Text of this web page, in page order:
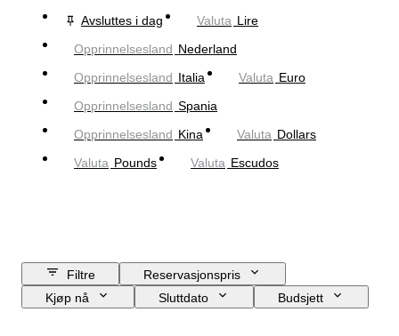
Avsluttes i dag
Valuta Lire
Opprinnelsesland Nederland
Opprinnelsesland Italia Valuta Euro
Opprinnelsesland Spania
Opprinnelsesland Kina Valuta Dollars
Valuta Pounds Valuta Escudos
Filtre
Reservasjonspris
Kjøp nå
Sluttdato
Budsjett